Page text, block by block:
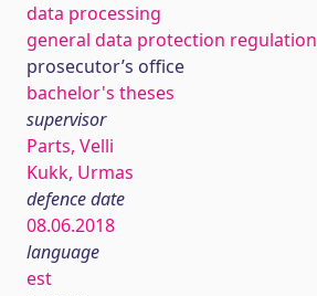
data processing
general data protection regulation
prosecutor’s office
bachelor's theses
supervisor
Parts, Velli
Kukk, Urmas
defence date
08.06.2018
language
est